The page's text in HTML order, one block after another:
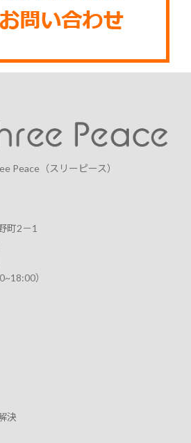
Peace（スリーピース）
町2－1
）
決